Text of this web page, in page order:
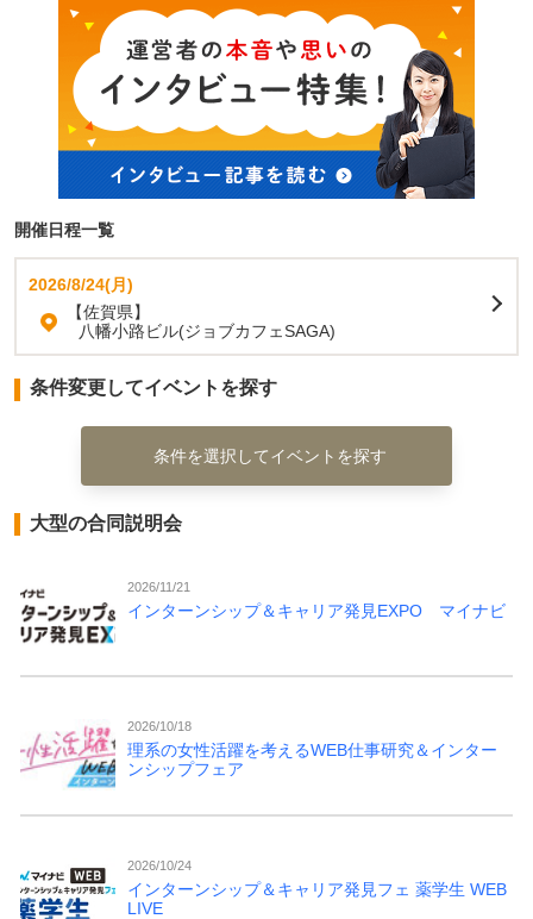
開催日程一覧
2026/8/24(月)
【佐賀県】
八幡小路ビル(ジョブカフェSAGA)
条件変更してイベントを探す
条件を選択してイベントを探す
大型の合同説明会
2026/11/21
インターンシップ＆キャリア発見EXPO マイナビ
2026/10/18
理系の女性活躍を考えるWEB仕事研究＆インター
ンシップフェア
2026/10/24
インターンシップ＆キャリア発見フェ 薬学生 WEB
LIVE